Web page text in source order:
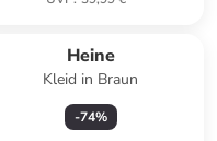
Heine
Kleid in Braun
-74%